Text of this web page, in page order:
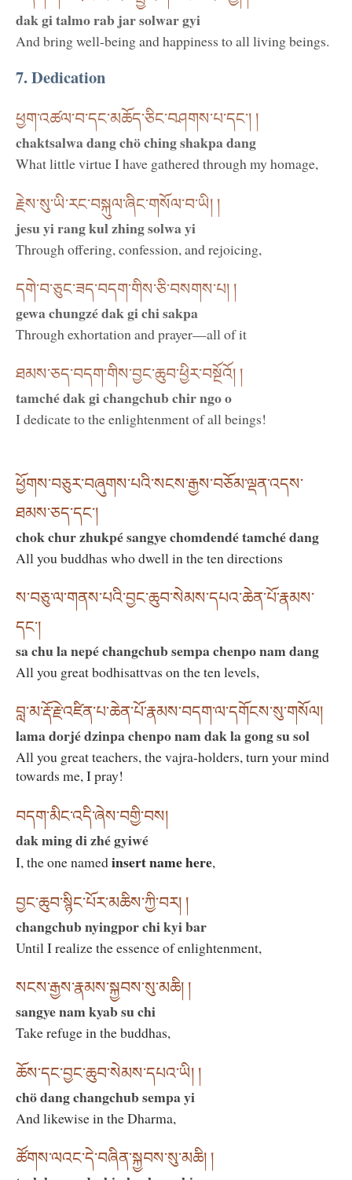
dak gi talmo rab jar solwar gyi
And bring well-being and happiness to all living beings.
7. Dedication
ཕྱག་འཚལ་བ་དང་མཆོད་ཅིང་བཤགས་པ་དང་། །
chaktsalwa dang chö ching shakpa dang
What little virtue I have gathered through my homage,
རྗེས་སུ་ཡི་རང་བསྐུལ་ཞིང་གསོལ་བ་ཡི། །
jesu yi rang kul zhing solwa yi
Through offering, confession, and rejoicing,
དགེ་བ་ཅུང་ཟད་བདག་གིས་ཅི་བསགས་པ། །
gewa chungzé dak gi chi sakpa
Through exhortation and prayer—all of it
ཐམས་ཅད་བདག་གིས་བྱང་ཆུབ་ཕྱིར་བསྔོའོ། །
tamché dak gi changchub chir ngo o
I dedicate to the enlightenment of all beings!
ཕྱོགས་བཅུར་བཞུགས་པའི་སངས་རྒྱས་བཅོམ་ལྡན་འདས་
ཐམས་ཅད་དང་།
chok chur zhukpé sangye chomdendé tamché dang
All you buddhas who dwell in the ten directions
ས་བཅུ་ལ་གནས་པའི་བྱང་ཆུབ་སེམས་དཔའ་ཆེན་པོ་རྣམས་
དང་།
sa chu la nepé changchub sempa chenpo nam dang
All you great bodhisattvas on the ten levels,
བླ་མ་རྡོ་རྗེ་འཛིན་པ་ཆེན་པོ་རྣམས་བདག་ལ་དགོངས་སུ་གསོལ།
lama dorjé dzinpa chenpo nam dak la gong su sol
All you great teachers, the vajra-holders, turn your mind
towards me, I pray!
བདག་མིང་འདི་ཞེས་བགྱི་བས།
dak ming di zhé gyiwé
I, the one namedinsert name here,
བྱང་ཆུབ་སྙིང་པོར་མཆིས་ཀྱི་བར། །
changchub nyingpor chi kyi bar
Until I realize the essence of enlightenment,
སངས་རྒྱས་རྣམས་སྐྱབས་སུ་མཆི། །
sangye nam kyab su chi
Take refuge in the buddhas,
ཆོས་དང་བྱང་ཆུབ་སེམས་དཔའ་ཡི། །
chö dang changchub sempa yi
And likewise in the Dharma,
ཚོགས་ལའང་དེ་བཞིན་སྐྱབས་སུ་མཆི། །